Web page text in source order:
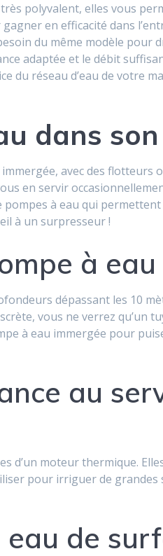
polyvalent, elles vous
en efficacité dans
du même modèle pour
adaptée et le débit
du réseau d’eau de votre
dans
avec des flotteurs
en servir
à eau qui permettent
à un surpresseur !
à
dépassant les 10
vous ne verrez qu’un
à eau immergée pour
au
d’un moteur thermique.
pour irriguer de grandes
de